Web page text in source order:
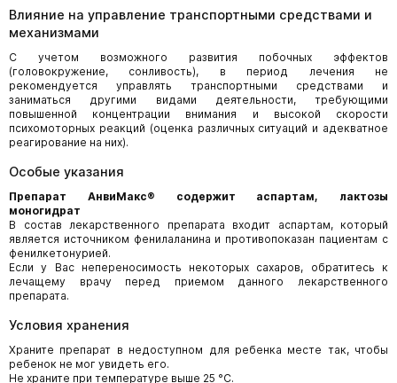
Влияние на управление транспортными средствами и
механизмами
С учетом возможного развития побочных эффектов
(головокружение, сонливость), в период лечения не
рекомендуется управлять транспортными средствами и
заниматься другими видами деятельности, требующими
повышенной концентрации внимания и высокой скорости
психомоторных реакций (оценка различных ситуаций и адекватное
реагирование на них).
Особые указания
Препарат АнвиМакс® содержит аспартам, лактозы
моногидрат
В состав лекарственного препарата входит аспартам, который
является источником фенилаланина и противопоказан пациентам с
фенилкетонурией.
Если у Вас непереносимость некоторых сахаров, обратитесь к
лечащему врачу перед приемом данного лекарственного
препарата.
Условия хранения
Храните препарат в недоступном для ребенка месте так, чтобы
ребенок не мог увидеть его.
Не храните при температуре выше 25 °С.